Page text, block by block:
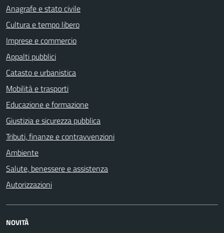
Anagrafe e stato civile
Cultura e tempo libero
Imprese e commercio
Appalti pubblici
Catasto e urbanistica
Mobilità e trasporti
Educazione e formazione
Giustizia e sicurezza pubblica
Tributi, finanze e contravvenzioni
Ambiente
Salute, benessere e assistenza
Autorizzazioni
NOVITÀ